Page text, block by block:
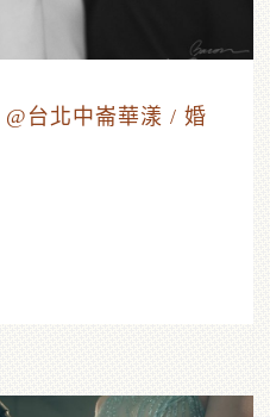
台北中崙華漾 / 婚